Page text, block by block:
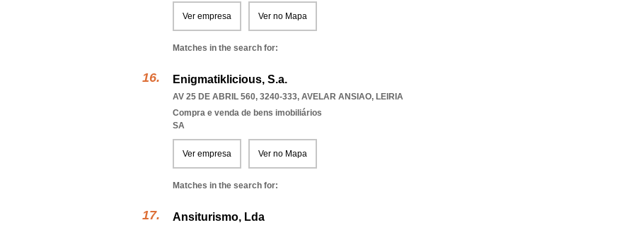
Ver empresa Ver no Mapa
Matches in the search for:
Enigmatiklicious, S.a.
AV 25 DE ABRIL 560, 3240-333, AVELAR ANSIAO, LEIRIA
Compra e venda de bens imobiliários
SA
Ver empresa Ver no Mapa
Matches in the search for:
Ansiturismo, Lda